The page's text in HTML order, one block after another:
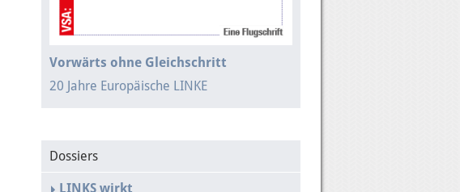
Vorwärts ohne Gleichschritt
20 Jahre Europäische LINKE
Dossiers
LINKS wirkt